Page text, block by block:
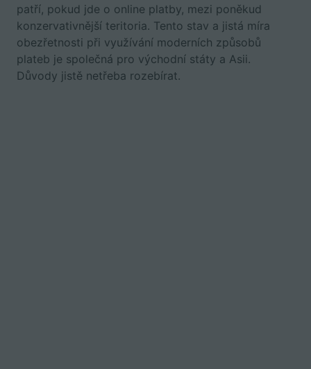
patří, pokud jde o online platby, mezi poněkud
konzervativnější teritoria. Tento stav a jistá míra
obezřetnosti při využívání moderních způsobů
plateb je společná pro východní státy a Asii.
Důvody jistě netřeba rozebírat.